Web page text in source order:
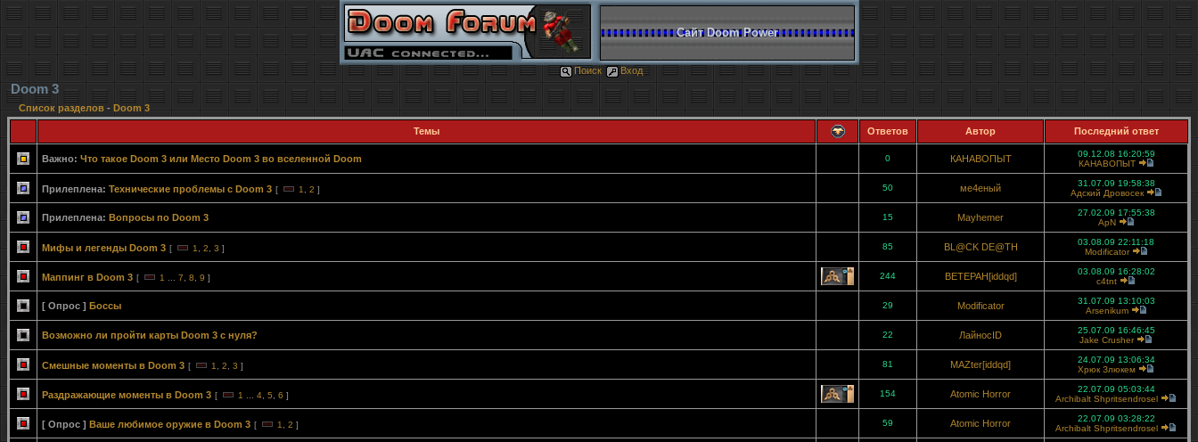
Сайт Doom Power
Поиск Вход
Doom 3
Список разделов - Doom 3
Темы Ответов Автор Последний ответ
Важно: Что такое Doom 3 или Место Doom 3 во вселенной Doom 0 КАНАВОПЫТ
09.12.08 16:20:59
КАНАВОПЫТ
Прилеплена: Технические проблемы с Doom 3 [ 1 2 ] 50 ме4еный
31.07.09 19:58:38
Адский Дровосек
Прилеплена: Вопросы по Doom 3 15 Mayhemer
27.02.09 17:55:38
ApN
Мифы и легенды Doom 3 [ 1 2 3 ] 85 BL@CK DE@TH
03.08.09 22:11:18
Modificator
Маппинг в Doom 3 [ 1 7 8 9 ] 244 BETEPAH[iddqd]
03.08.09 16:28:02
c4tnt
[ Опрос ] Боссы 29 Modificator
31.07.09 13:10:03
Arsenikum
Возможно ли пройти карты Doom 3 с нуля? 22 ЛайносID
25.07.09 16:46:45
Jake Crusher
Смешные моменты в Doom 3 [ 1 2 3 ] 81 MAZter[iddqd]
24.07.09 13:06:34
Хрюк Злюкем
Раздражающие моменты в Doom 3 [ 1 4 5 6 ] 154 Atomic Horror
22.07.09 05:03:44
Archibalt Shpritsendrosel
[ Опрос ] Ваше любимое оружие в Doom 3 [ 1 2 ] 59 Atomic Horror
22.07.09 03:28:22
Archibalt Shpritsendrosel